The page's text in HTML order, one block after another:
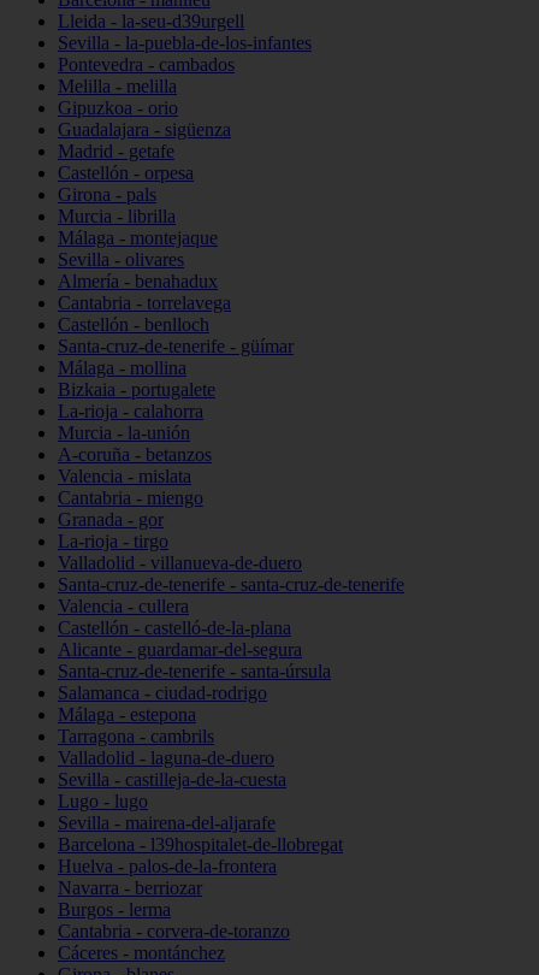
Lleida - la-seu-d39urgell
Sevilla - la-puebla-de-los-infantes
Pontevedra - cambados
Melilla - melilla
Gipuzkoa - orio
Guadalajara - sigüenza
Madrid - getafe
Castellón - orpesa
Girona - pals
Murcia - librilla
Málaga - montejaque
Sevilla - olivares
Almería - benahadux
Cantabria - torrelavega
Castellón - benlloch
Santa-cruz-de-tenerife - güímar
Málaga - mollina
Bizkaia - portugalete
La-rioja - calahorra
Murcia - la-unión
A-coruña - betanzos
Valencia - mislata
Cantabria - miengo
Granada - gor
La-rioja - tirgo
Valladolid - villanueva-de-duero
Santa-cruz-de-tenerife - santa-cruz-de-tenerife
Valencia - cullera
Castellón - castelló-de-la-plana
Alicante - guardamar-del-segura
Santa-cruz-de-tenerife - santa-úrsula
Salamanca - ciudad-rodrigo
Málaga - estepona
Tarragona - cambrils
Valladolid - laguna-de-duero
Sevilla - castilleja-de-la-cuesta
Lugo - lugo
Sevilla - mairena-del-aljarafe
Barcelona - l39hospitalet-de-llobregat
Huelva - palos-de-la-frontera
Navarra - berriozar
Burgos - lerma
Cantabria - corvera-de-toranzo
Cáceres - montánchez